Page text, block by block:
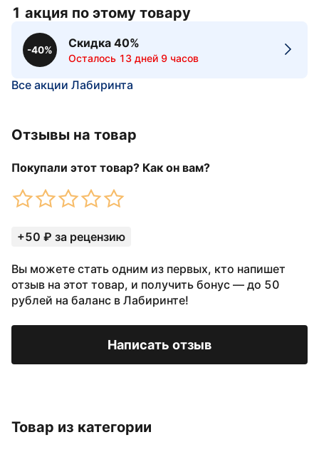
1 акция по этому товару
-40%
Скидка 40%
Осталось 13 дней 9 часов
Все акции Лабиринта
Отзывы на товар
Покупали этот товар? Как он вам?
+50 ₽ за рецензию
Вы можете стать одним из первых, кто напишет
отзыв на этот товар, и получить бонус — до 50
рублей на баланс в Лабиринте!
Написать отзыв
Товар из категории